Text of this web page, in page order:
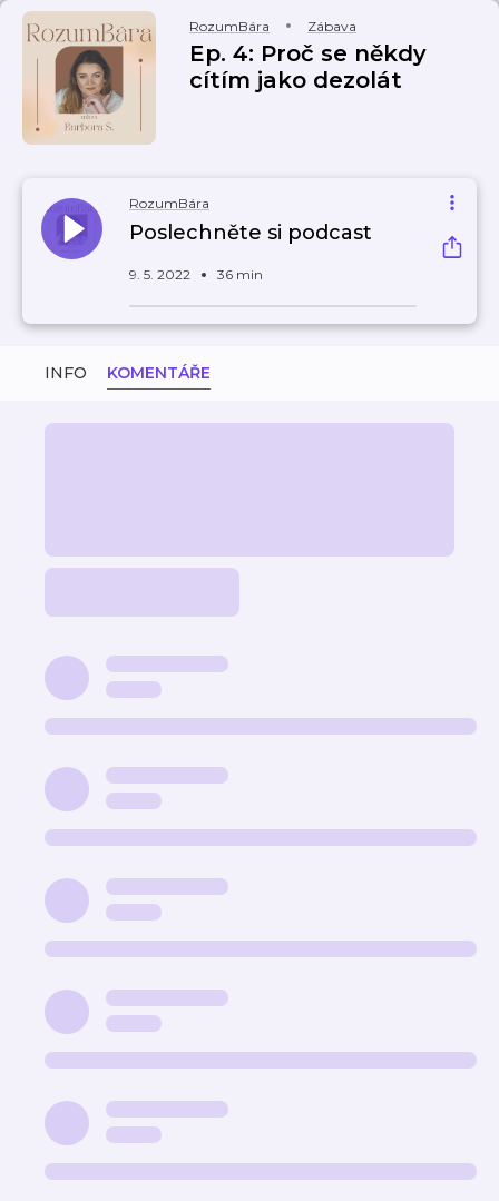
RozumBára Zábava
Ep. 4: Proč se někdy
cítím jako dezolát
RozumBára
Poslechněte si podcast
9. 5. 2022 36 min
INFO KOMENTÁŘE